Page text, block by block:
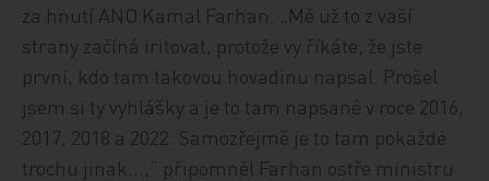
za hnutí ANO Kamal Farhan. „Mě už to z vaší
strany začíná iritovat, protože vy říkáte, že jste
první, kdo tam takovou hovadinu napsal. Prošel
jsem si ty vyhlášky a je to tam napsané v roce 2016,
2017, 2018 a 2022. Samozřejmě je to tam pokaždé
trochu jinak…,“ připomněl Farhan ostře ministru